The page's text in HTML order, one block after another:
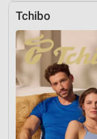
Tchibo